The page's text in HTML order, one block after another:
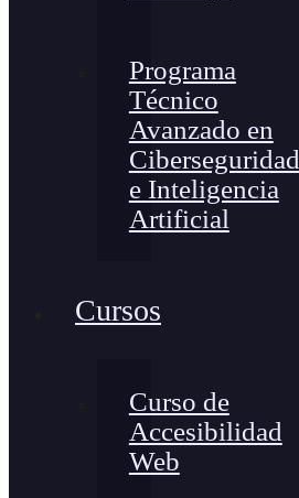
Programa
Técnico
Avanzado en
Ciberseguridad
e Inteligencia
Artificial
Cursos
Curso de
Accesibilidad
Web